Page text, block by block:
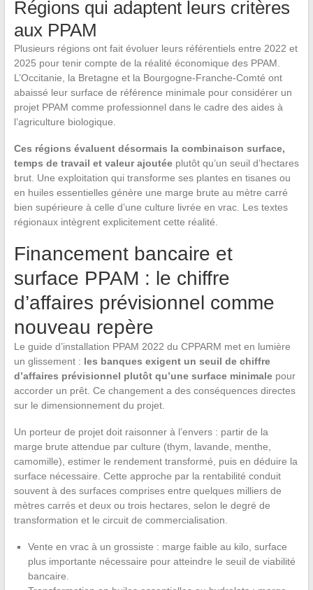
Régions qui adaptent leurs critères
aux PPAM
Plusieurs régions ont fait évoluer leurs référentiels entre 2022 et
2025 pour tenir compte de la réalité économique des PPAM.
L’Occitanie, la Bretagne et la Bourgogne-Franche-Comté ont
abaissé leur surface de référence minimale pour considérer un
projet PPAM comme professionnel dans le cadre des aides à
l’agriculture biologique.
Ces régions évaluent désormais la combinaison surface,
temps de travail et valeur ajoutéeplutôt qu’un seuil d’hectares
brut. Une exploitation qui transforme ses plantes en tisanes ou
en huiles essentielles génère une marge brute au mètre carré
bien supérieure à celle d’une culture livrée en vrac. Les textes
régionaux intègrent explicitement cette réalité.
Financement bancaire et
surface PPAM : le chiffre
d’affaires prévisionnel comme
nouveau repère
Le guide d’installation PPAM 2022 du CPPARM met en lumière
un glissement : les banques exigent un seuil de chiffre
d’affaires prévisionnel plutôt qu’une surface minimalepour
accorder un prêt. Ce changement a des conséquences directes
sur le dimensionnement du projet.
Un porteur de projet doit raisonner à l’envers : partir de la
marge brute attendue par culture (thym, lavande, menthe,
camomille), estimer le rendement transformé, puis en déduire la
surface nécessaire. Cette approche par la rentabilité conduit
souvent à des surfaces comprises entre quelques milliers de
mètres carrés et deux ou trois hectares, selon le degré de
transformation et le circuit de commercialisation.
Vente en vrac à un grossiste : marge faible au kilo, surface
plus importante nécessaire pour atteindre le seuil de viabilité
bancaire.